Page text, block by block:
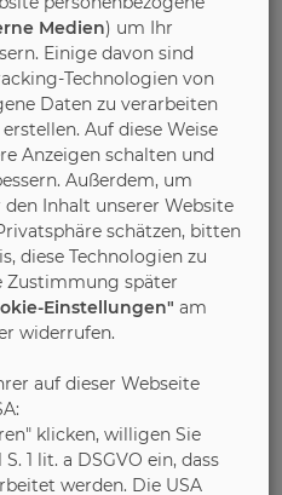
und die
die
Gütegemeinschaft
Bericht. Es
oder sonstige
Möbel, RAL-GZ
'Goldene M' an
vorbehaltlos
der
Insgesamt
38 sind fördernde
Prüfinstitute. Die
die vorgegebenen
Langlebigkeit und
Medien) um Ihr
Einige davon sind
Technologien von
Daten zu verarbeiten
Auf diese Weise
Anzeigen schalten und
Außerdem, um
den Inhalt unserer Website
schätzen, bitten
diese Technologien zu
Zustimmung später
Einstellungen" am
widerrufen.
auf dieser Webseite
klicken, willigen Sie
1 lit. a DSGVO ein, dass
werden. Die USA